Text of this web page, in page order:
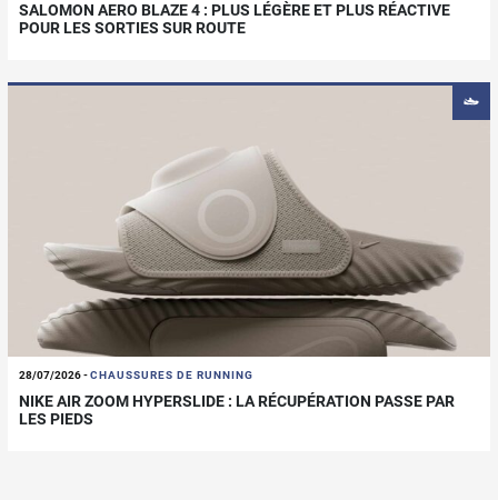
SALOMON AERO BLAZE 4 : PLUS LÉGÈRE ET PLUS RÉACTIVE
POUR LES SORTIES SUR ROUTE
28/07/2026-CHAUSSURES DE RUNNING
NIKE AIR ZOOM HYPERSLIDE : LA RÉCUPÉRATION PASSE PAR
LES PIEDS